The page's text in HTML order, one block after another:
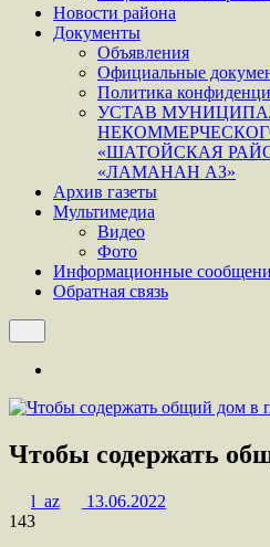
Новости района
Документы
Объявления
Официальные
Политика
УСТАВ
«ШАТОЙСКАЯ
«ЛАМАНАН АЗ»
Архив газеты
Мультимедиа
Видео
Фото
Информационные
Обратная связь
Чтобы содержать
l_az
13.06.2022
143